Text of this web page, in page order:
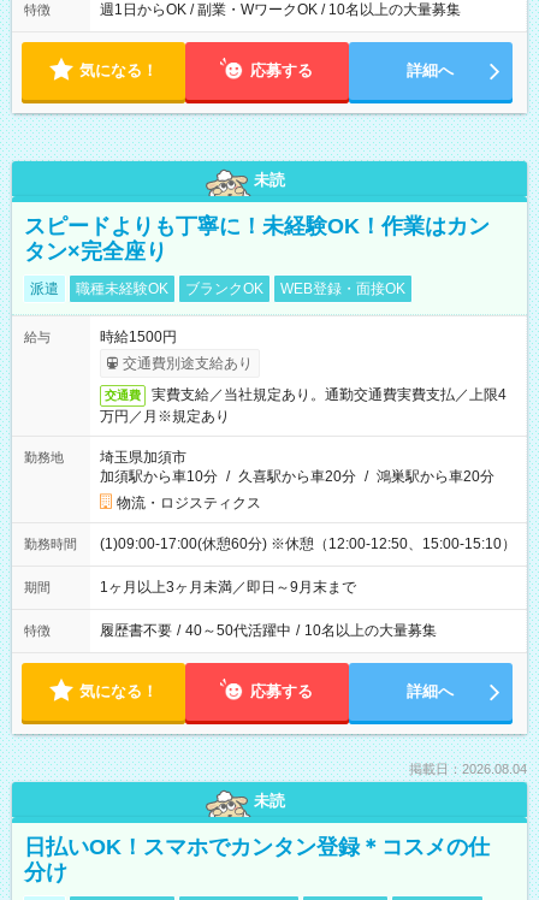
特徴 週1日からOK / 副業・WワークOK / 10名以上の大量募集
気になる！ 応募する 詳細へ
未読
スピードよりも丁寧に！未経験OK！作業はカン
タン×完全座り
派遣 職種未経験OK ブランクOK WEB登録・面接OK
給与
時給1500円
交通費別途支給あり
交通費
実費支給／当社規定あり。通勤交通費実費支払／上限4
万円／月※規定あり
勤務地
埼玉県加須市
加須駅から車10分 / 久喜駅から車20分 / 鴻巣駅から車20分
物流・ロジスティクス
勤務時間 (1)09:00-17:00(休憩60分) ※休憩（12:00-12:50、15:00-15:10）
期間 1ヶ月以上3ヶ月未満／即日～9月末まで
特徴 履歴書不要 / 40～50代活躍中 / 10名以上の大量募集
気になる！ 応募する 詳細へ
掲載日：2026.08.04
未読
日払いOK！スマホでカンタン登録＊コスメの仕
分け